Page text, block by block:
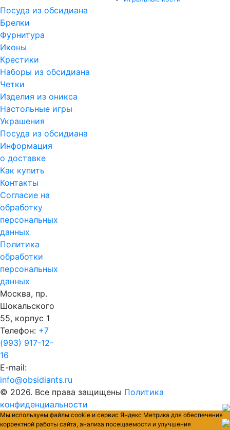
Посуда из обсидиана
Брелки
Фурнитура
Иконы
Крестики
Наборы из обсидиана
Четки
Изделия из оникса
Настольные игры
Украшения
Посуда из обсидиана
Информация
о доставке
Как купить
Контакты
Согласие на
обработку
персональных
данных
Политика
обработки
персональных
данных
Москва, пр.
Шокальского
55, корпус 1
Телефон: +7
(993) 917-12-
16
E-mail:
info@obsidiants.ru
© 2026. Все права защищены Политика
конфиденциальности
Мы используем файлы cookie и сервис Яндекс Метрика для обеспечения
корректной работы сайта, анализа посещаемости и улучшения